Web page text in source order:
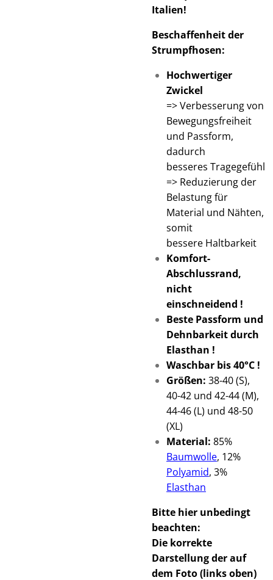
Italien!
Beschaffenheitder
Strumpfhosen:
Hochwertiger
Zwickel
=> Verbesserung von
Bewegungsfreiheit
und Passform,
dadurch
besseres Tragegefühl
=> Reduzierung der
Belastung für
Material und Nähten,
somit
bessere Haltbarkeit
Komfort-
Abschlussrand,
nicht
einschneidend !
Beste Passform und
Dehnbarkeit durch
Elasthan !
Waschbar bis 40°C !
Größen: 38-40 (S),
40-42 und 42-44 (M),
44-46 (L) und 48-50
(XL)
Material: 85%
Baumwolle, 12%
Polyamid, 3%
Elasthan
Bitte hier unbedingt
beachten:
Die korrekte
Darstellung der auf
dem Foto (links oben)